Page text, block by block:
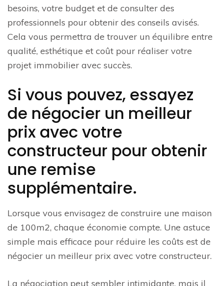
besoins, votre budget et de consulter des
professionnels pour obtenir des conseils avisés.
Cela vous permettra de trouver un équilibre entre
qualité, esthétique et coût pour réaliser votre
projet immobilier avec succès.
Si vous pouvez, essayez
de négocier un meilleur
prix avec votre
constructeur pour obtenir
une remise
supplémentaire.
Lorsque vous envisagez de construire une maison
de 100m2, chaque économie compte. Une astuce
simple mais efficace pour réduire les coûts est de
négocier un meilleur prix avec votre constructeur.
La négociation peut sembler intimidante, mais il